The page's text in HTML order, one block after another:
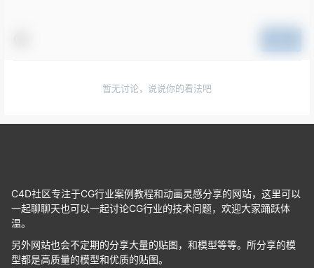
暂无讨论，说说你的看法吧
C4D社区专注于CG行业案例教程和动画灵感分享的网站，这里可以
一起聊聊天也可以一起讨论CG行业的技术问题，欢迎大家踊跃体
温。
另外网站也会不定期的分享大量的贴图，和模型等等。所分享的模
型都是高质量的模型和优质的贴图。